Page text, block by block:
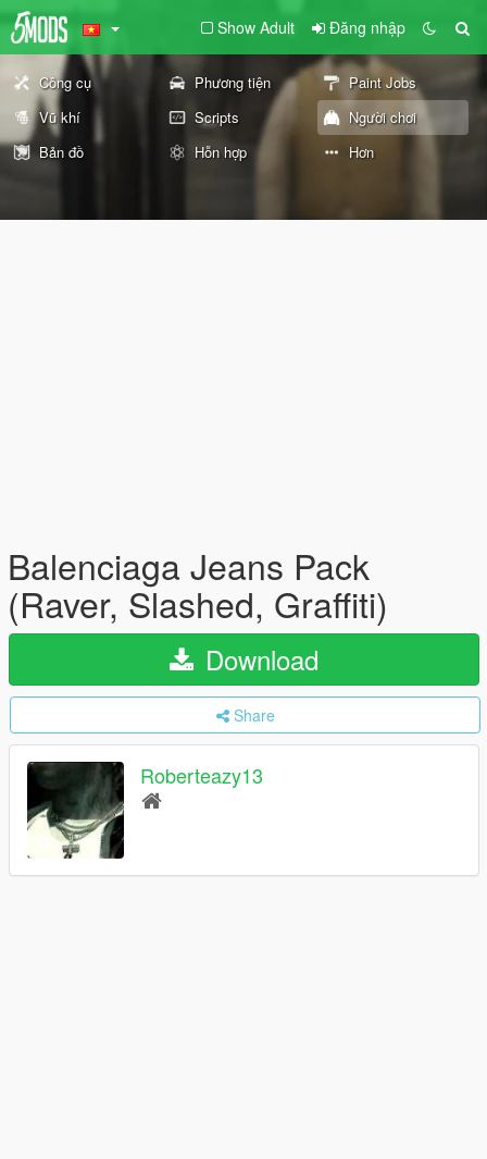
Show Adult Đăng nhập
Công cụ Phương tiện
Paint Jobs
Vũ khí
Scripts
Người chơi
Bản đồ
Hỗn hợp Hơn
Balenciaga Jeans Pack
(Raver, Slashed, Graffiti)
Download
Share
Roberteazy13